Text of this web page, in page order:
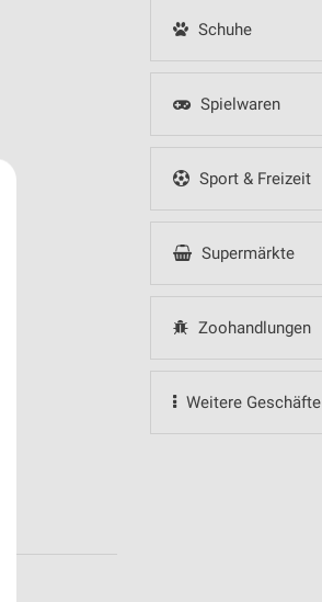
Schuhe
Spielwaren
Sport & Freizeit
Supermärkte
Zoohandlungen
Weitere Geschäfte